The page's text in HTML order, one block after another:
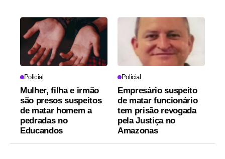
Policial
Mulher, filha e irmão
são presos suspeitos
de matar homem a
pedradas no
Educandos
Policial
Empresário suspeito
de matar funcionário
tem prisão revogada
pela Justiça no
Amazonas